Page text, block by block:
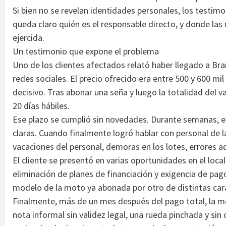
Si bien no se revelan identidades personales, los
queda claro quién es el responsable directo, y donde
ejercida.
Un testimonio que expone el problema
Uno de los clientes afectados relató haber llegado a
redes sociales. El precio ofrecido era entre 500 y 600
decisivo. Tras abonar una seña y luego la totalidad del
20 días hábiles.
Ese plazo se cumplió sin novedades. Durante
claras. Cuando finalmente logró hablar con personal
vacaciones del personal, demoras en los lotes, errores
El cliente se presentó en varias oportunidades en el
eliminación de planes de financiación y exigencia de
modelo de la moto ya abonada por otro de distintas
Finalmente, más de un mes después del pago total, la
nota informal sin validez legal, una rueda pinchada y